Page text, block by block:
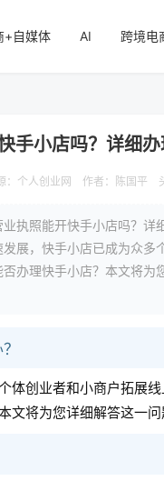
+自媒体 AI 跨境电
手小店吗？详细
： 个人创业网 作者：陈国平
执照能开快手小店吗？
展，快手小店已成为众
办理快手小店？本文将
体创业者和小商户拓展
将为您详细解答这一问